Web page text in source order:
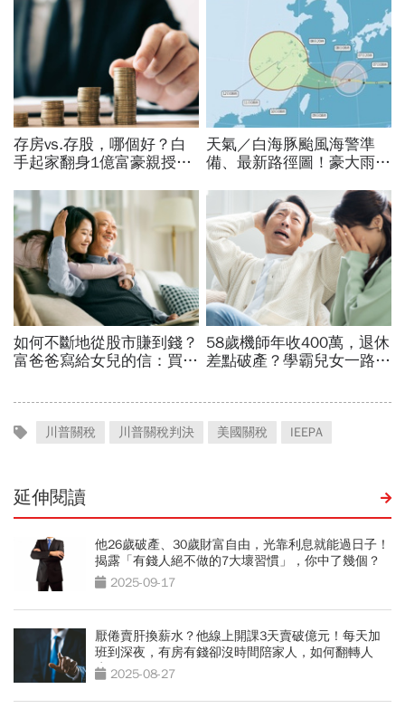
川普關稅 川普關稅判決 美國關稅 IEEPA
延伸閱讀
他26歲破產、30歲財富自由，光靠利息就能過日子！
揭露「有錢人絕不做的7大壞習慣」，你中了幾個？
2025-09-17
厭倦賣肝換薪水？他線上開課3天賣破億元！每天加
班到深夜，有房有錢卻沒時間陪家人，如何翻轉人
生？2025-08-27